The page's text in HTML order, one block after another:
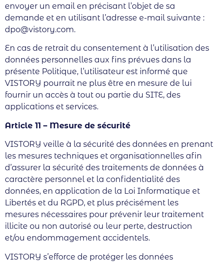
envoyer un email en précisant l’objet de sa
demande et en utilisant l’adresse e-mail suivante :
dpo@vistory.com.
En cas de retrait du consentement à l’utilisation des
données personnelles aux fins prévues dans la
présente Politique, l’utilisateur est informé que
VISTORY pourrait ne plus être en mesure de lui
fournir un accès à tout ou partie du SITE, des
applications et services.
Article 11 – Mesure de sécurité
VISTORY veille à la sécurité des données en prenant
les mesures techniques et organisationnelles afin
d’assurer la sécurité des traitements de données à
caractère personnel et la confidentialité des
données, en application de la Loi Informatique et
Libertés et du RGPD, et plus précisément les
mesures nécessaires pour prévenir leur traitement
illicite ou non autorisé ou leur perte, destruction
et/ou endommagement accidentels.
VISTORY s’efforce de protéger les données